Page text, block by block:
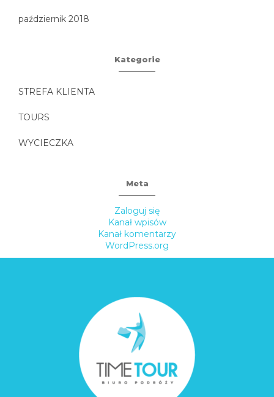
październik 2018
Kategorie
STREFA KLIENTA
TOURS
WYCIECZKA
Meta
Zaloguj się
Kanał wpisów
Kanał komentarzy
WordPress.org